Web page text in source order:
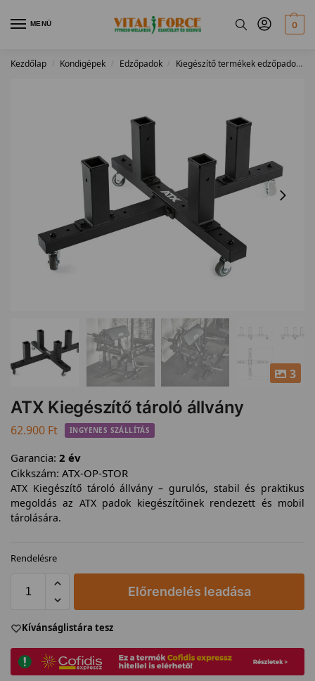
MENÜ 0
Kezdőlap / Kondigépek / Edzőpadok / Kiegészítő termékek edzőpadokhoz
3
ATX Kiegészítő tároló állvány
62.900 Ft INGYENES SZÁLLÍTÁS
Garancia: 2 év
Cikkszám: ATX-OP-STOR
ATX Kiegészítő tároló állvány – gurulós, stabil és praktikus
megoldás az ATX padok kiegészítőinek rendezett és mobil
tárolására.
Rendelésre
Előrendelés leadása
Kívánságlistára tesz